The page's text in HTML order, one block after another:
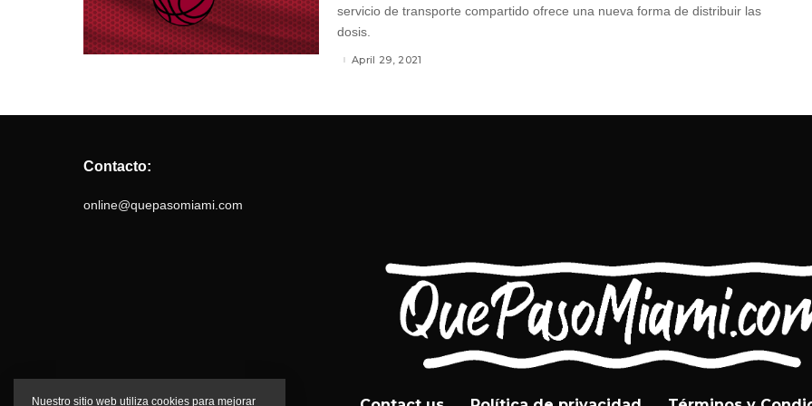
servicio de transporte compartido ofrece una nueva forma de distribuir las
dosis.
April 29, 2021
Contacto:
online@quepasomiami.com
Nuestro sitio web utiliza cookies para mejorar